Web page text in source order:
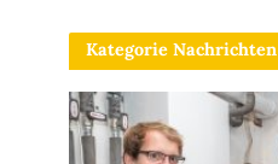
Kategorie Nachrichten